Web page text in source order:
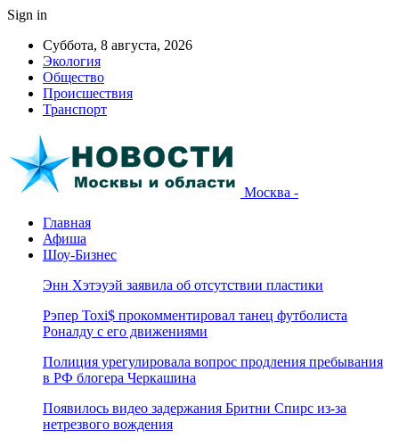
Sign in
Суббота, 8 августа, 2026
Экология
Общество
Происшествия
Транспорт
Москва -
Главная
Афиша
Шоу-Бизнес
Энн Хэтэуэй заявила об отсутствии пластики
Рэпер Toxi$ прокомментировал танец футболиста
Роналду с его движениями
Полиция урегулировала вопрос продления пребывания
в РФ блогера Черкашина
Появилось видео задержания Бритни Спирс из-за
нетрезвого вождения